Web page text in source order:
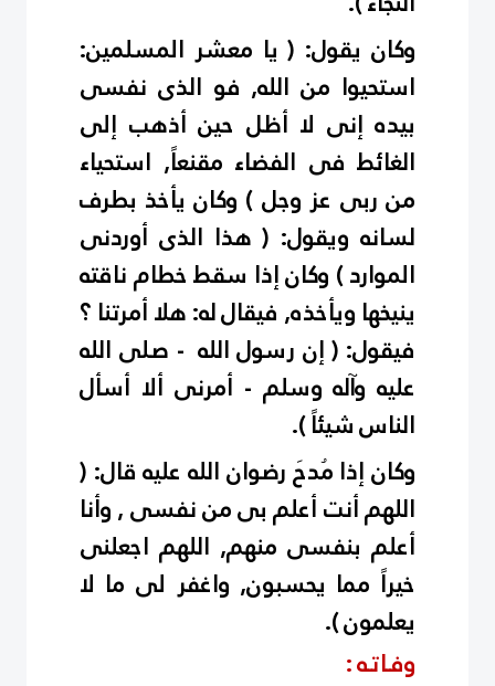
وكان يقول: ( يا معشر المسلمين:
استحيوا من الله, فو الذى نفسى
بيده إنى لا أظل حين أذهب إلى
الغائط فى الفضاء مقنعاً, استحياء
من ربى عز وجل ) وكان يأخذ بطرف
لسانه ويقول: ( هذا الذى أوردنى
الموارد ) وكان إذا سقط خطام ناقته
ينيخها ويأخذه, فيقال له: هلا أمرتنا ؟
فيقول: ( إن رسول الله - صلى الله
عليه وآله وسلم - أمرنى ألا أسأل
الناس شيئاً ).
وكان إذا مُدحَ رضوان الله عليه قال: (
اللهم أنت أعلم بى من نفسى , وأنا
أعلم بنفسى منهم, اللهم اجعلنى
خيراً مما يحسبون, واغفر لى ما لا
يعلمون ).
وفـاتـه :